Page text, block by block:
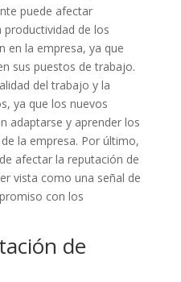
puede afectar
de los
en la empresa, ya que
sus puestos de trabajo.
del trabajo y la
ya que los nuevos
adaptarse y aprender los
la empresa. Por último,
afectar la reputación de
vista como una señal de
con los
de